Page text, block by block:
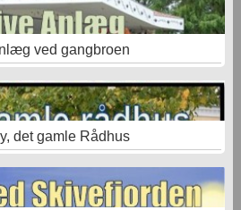
ved gangbroen
det gamle Rådhus